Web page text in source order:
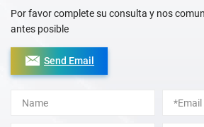
Por favor complete su consulta y nos
antes posible
Send Email
Alternative: